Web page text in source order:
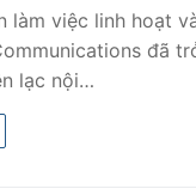
làm việc linh hoạt
đã
lạc nội…